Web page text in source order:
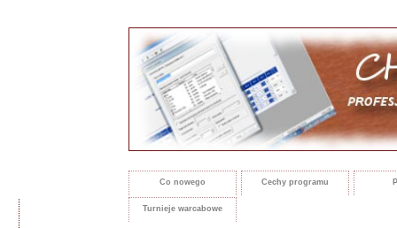
Co nowego Cechy programu
Turnieje warcabowe